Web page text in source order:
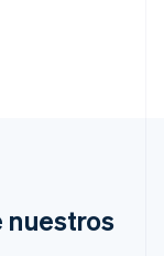
nuestros